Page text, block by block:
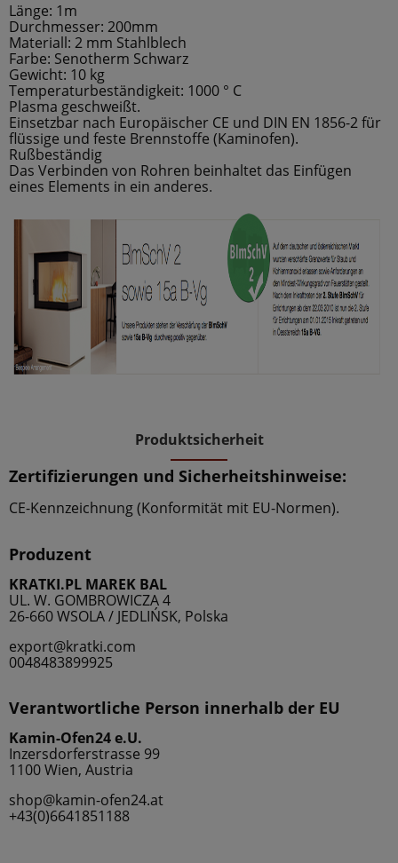
Länge: 1m
Durchmesser: 200mm
Materiall: 2 mm Stahlblech
Farbe: Senotherm Schwarz
Gewicht: 10 kg
Temperaturbeständigkeit: 1000 ° C
Plasma geschweißt.
Einsetzbar nach Europäischer CE und DIN EN 1856-2 für
flüssige und feste Brennstoffe (Kaminofen).
Rußbeständig
Das Verbinden von Rohren beinhaltet das Einfügen
eines Elements in ein anderes.
Produktsicherheit
Zertifizierungen und Sicherheitshinweise:
CE-Kennzeichnung (Konformität mit EU-Normen).
Produzent
KRATKI.PL MAREK BAL
UL. W. GOMBROWICZA 4
26-660 WSOLA / JEDLIŃSK, Polska
export@kratki.com
0048483899925
Verantwortliche Person innerhalb der EU
Kamin-Ofen24 e.U.
Inzersdorferstrasse 99
1100 Wien, Austria
shop@kamin-ofen24.at
+43(0)6641851188